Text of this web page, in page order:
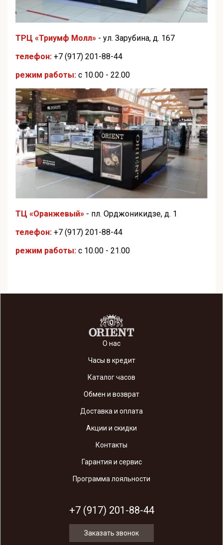
ТРЦ «Триумф Молл» - ул. Зарубина, д. 167
телефон: +7 (917) 201-88-44
режим работы: с 10.00 - 22.00
ТЦ «Оранжевый» - пл. Орджоникидзе, д. 1
телефон: +7 (917) 201-88-44
режим работы: с 10.00 - 21.00
О нас
Часы в кредит
Каталог часов
Обмен и возврат
Доставка и оплата
Акции и скидки
Контакты
Гарантия и сервис
Программа лояльности
+7 (917) 201-88-44
Заказать звонок